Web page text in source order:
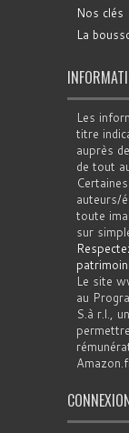
Nos clés
La
Les
titre
auprès
de tout
auteurs/
toute
sur
Le site
au
S.à r.l.,